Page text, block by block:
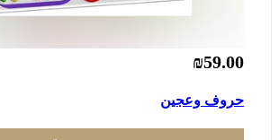
₪59.00
حروف وعجين